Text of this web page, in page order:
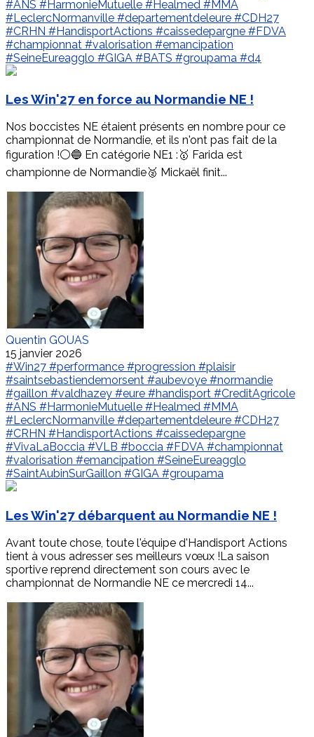
#ANS #HarmonieMutuelle #Healmed #MMA
#LeclercNormanville #departementdeleure #CDH27
#CRHN #HandisportActions #caissedepargne #FDVA
#championnat #valorisation #emancipation
#SeineEureagglo #GIGA #BATS #groupama #d4
Les Win'27 en force au Normandie NE !
Nos boccistes NE étaient présents en nombre pour ce
championnat de Normandie, et ils n'ont pas fait de la
figuration !⚪️🔵 En catégorie NE1 :🥇 Farida est
championne de Normandie🥈 Mickaël finit...
Quentin GOUAS
15 janvier 2026
#Win27 #performance #progression #plaisir
#saintsebastiendemorsent #aubevoye #normandie
#gaillon #valdhazey #eure #handisport #CreditAgricole
#ANS #HarmonieMutuelle #Healmed #MMA
#LeclercNormanville #departementdeleure #CDH27
#CRHN #HandisportActions #caissedepargne
#VivaLaBoccia #VLB #boccia #FDVA #championnat
#valorisation #emancipation #SeineEureagglo
#SaintAubinSurGaillon #GIGA #groupama
Les Win'27 débarquent au Normandie NE !
Avant toute chose, toute l'équipe d'Handisport Actions
tient à vous adresser ses meilleurs vœux !La saison
sportive reprend directement son cours avec le
championnat de Normandie NE ce mercredi 14...